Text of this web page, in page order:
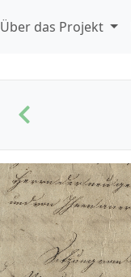
Über das Projekt